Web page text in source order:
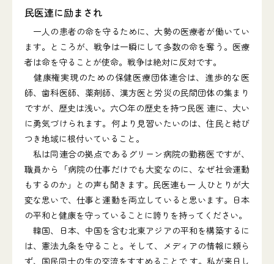
民医連に励まされ
一人の患者の命を守るために、大勢の医療者が働いてい
ます。ところが、戦争は一瞬にして多数の命を奪う。医療
者は命を守ることが使命。戦争は絶対に反対です。
健康権実現のための保健医療団体連合は、進歩的な医
師、歯科医師、薬剤師、漢方医と労災の民間団体の集まり
ですが、歴史は浅い。六〇年の歴史を持つ民医 連に、大い
に勇気づけられます。何より見習いたいのは、住民と結び
つき地域に根付いていること。
私は同連合の拠点であるグリーン病院の勤務医ですが、
職員から「病院の仕事だけでも大変なのに、なぜ社会運動
もするのか」との声も聞きます。民医連も一 人ひとりが大
変な思いで、仕事と運動を両立していると思います。日本
の平和と健康を守っていることに誇りを持ってください。
韓国、日本、中国を含む北東アジアの平和を構築するに
は、憲法九条を守ること。そして、メディアの情報に頼ら
ず、国民同士の生の交流をすすめることで す。私が来日し